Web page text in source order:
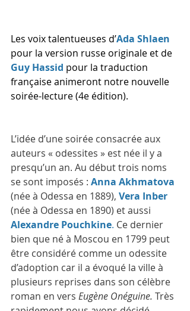
Les voix talentueuses d’Ada Shlaen
pour la version russe originale et de
Guy Hassid pour la traduction
française animeront notre nouvelle
soirée-lecture (4e édition).
L’idée d’une soirée consacrée aux
auteurs « odessites » est née il y a
presqu’un an. Au début trois noms
se sont imposés : Anna Akhmatova
(née à Odessa en 1889), Vera Inber
(née à Odessa en 1890) et aussi
Alexandre Pouchkine. Ce dernier
bien que né à Moscou en 1799 peut
être considéré comme un odessite
d’adoption car il a évoqué la ville à
plusieurs reprises dans son célèbre
roman en vers Eugène Onéguine. Très